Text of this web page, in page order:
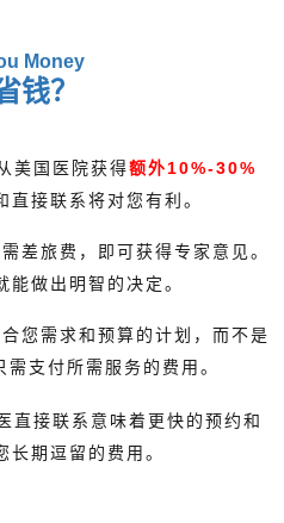
Money
钱？
美国医院获得额外10%-30%
接联系将对您有利。
差旅费，即可获得专家意见。
做出明智的决定。
您需求和预算的计划，而不是
需支付所需服务的费用。
直接联系意味着更快的预约和
长期逗留的费用。